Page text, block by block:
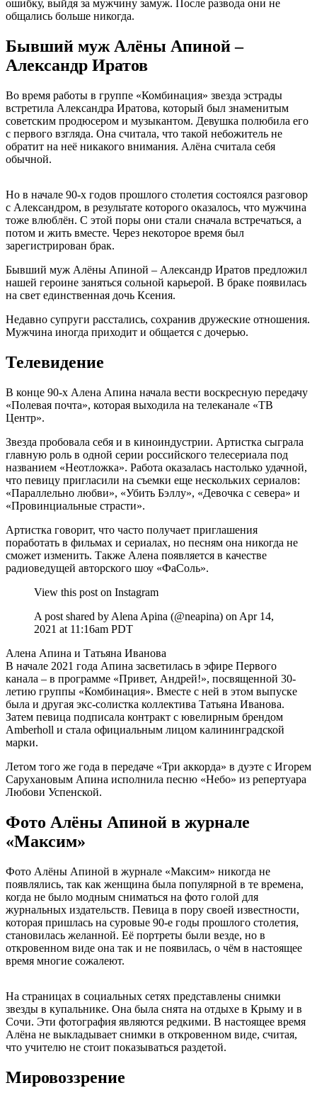
ошибку, выйдя за мужчину замуж. После развода они не
общались больше никогда.
Бывший муж Алёны Апиной –
Александр Иратов
Во время работы в группе «Комбинация» звезда эстрады
встретила Александра Иратова, который был знаменитым
советским продюсером и музыкантом. Девушка полюбила его
с первого взгляда. Она считала, что такой небожитель не
обратит на неё никакого внимания. Алёна считала себя
обычной.
Но в начале 90-х годов прошлого столетия состоялся разговор
с Александром, в результате которого оказалось, что мужчина
тоже влюблён. С этой поры они стали сначала встречаться, а
потом и жить вместе. Через некоторое время был
зарегистрирован брак.
Бывший муж Алёны Апиной – Александр Иратов предложил
нашей героине заняться сольной карьерой. В браке появилась
на свет единственная дочь Ксения.
Недавно супруги расстались, сохранив дружеские отношения.
Мужчина иногда приходит и общается с дочерью.
Телевидение
В конце 90-х Алена Апина начала вести воскресную передачу
«Полевая почта», которая выходила на телеканале «ТВ
Центр».
Звезда пробовала себя и в киноиндустрии. Артистка сыграла
главную роль в одной серии российского телесериала под
названием «Неотложка». Работа оказалась настолько удачной,
что певицу пригласили на съемки еще нескольких сериалов:
«Параллельно любви», «Убить Бэллу», «Девочка с севера» и
«Провинциальные страсти».
Артистка говорит, что часто получает приглашения
поработать в фильмах и сериалах, но песням она никогда не
сможет изменить. Также Алена появляется в качестве
радиоведущей авторского шоу «ФаСоль».
View this post on Instagram
A post shared by Alena Apina (@neapina) on Apr 14,
2021 at 11:16am PDT
Алена Апина и Татьяна Иванова
В начале 2021 года Апина засветилась в эфире Первого
канала – в программе «Привет, Андрей!», посвященной 30-
летию группы «Комбинация». Вместе с ней в этом выпуске
была и другая экс-солистка коллектива Татьяна Иванова.
Затем певица подписала контракт с ювелирным брендом
Amberholl и стала официальным лицом калининградской
марки.
Летом того же года в передаче «Три аккорда» в дуэте с Игорем
Сарухановым Апина исполнила песню «Небо» из репертуара
Любови Успенской.
Фото Алёны Апиной в журнале
«Максим»
Фото Алёны Апиной в журнале «Максим» никогда не
появлялись, так как женщина была популярной в те времена,
когда не было модным сниматься на фото голой для
журнальных издательств. Певица в пору своей известности,
которая пришлась на суровые 90-е годы прошлого столетия,
становилась желанной. Её портреты были везде, но в
откровенном виде она так и не появилась, о чём в настоящее
время многие сожалеют.
На страницах в социальных сетях представлены снимки
звезды в купальнике. Она была снята на отдыхе в Крыму и в
Сочи. Эти фотография являются редкими. В настоящее время
Алёна не выкладывает снимки в откровенном виде, считая,
что учителю не стоит показываться раздетой.
Мировоззрение